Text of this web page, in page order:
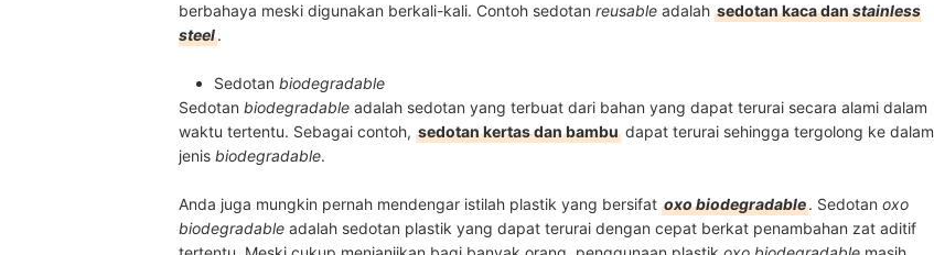
berbahaya meski digunakan berkali-kali. Contoh sedotan reusable adalah sedotan kaca danstainless
steel.
Sedotan biodegradable
Sedotan biodegradable adalah sedotan yang terbuat dari bahan yang dapat terurai secara alami dalam
waktu tertentu. Sebagai contoh, sedotan kertas dan bambu dapat terurai sehingga tergolong ke dalam
jenis biodegradable.
Anda juga mungkin pernah mendengar istilah plastik yang bersifat oxo biodegradable. Sedotan oxo
biodegradable adalah sedotan plastik yang dapat terurai dengan cepat berkat penambahan zat aditif